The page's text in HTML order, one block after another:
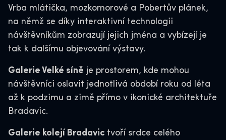
Vrba mlátička, mozkomorové a Pobertův plánek,
na němž se díky interaktivní technologii
návštěvníkům zobrazují jejich jména a vybízejí je
tak k dalšímu objevování výstavy.
Galerie Velké síně je prostorem, kde mohou
návštěvníci oslavit jednotlivá období roku od léta
až k podzimu a zimě přímo v ikonické architektuře
Bradavic.
Galerie kolejí Bradavic tvoří srdce celého